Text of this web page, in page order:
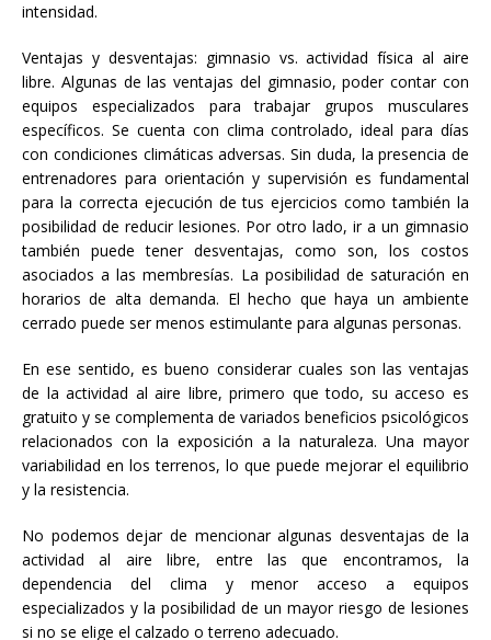
intensidad.
Ventajas y desventajas: gimnasio vs. actividad física al aire
libre. Algunas de las ventajas del gimnasio, poder contar con
equipos especializados para trabajar grupos musculares
específicos. Se cuenta con clima controlado, ideal para días
con condiciones climáticas adversas. Sin duda, la presencia de
entrenadores para orientación y supervisión es fundamental
para la correcta ejecución de tus ejercicios como también la
posibilidad de reducir lesiones. Por otro lado, ir a un gimnasio
también puede tener desventajas, como son, los costos
asociados a las membresías. La posibilidad de saturación en
horarios de alta demanda. El hecho que haya un ambiente
cerrado puede ser menos estimulante para algunas personas.
En ese sentido, es bueno considerar cuales son las ventajas
de la actividad al aire libre, primero que todo, su acceso es
gratuito y se complementa de variados beneficios psicológicos
relacionados con la exposición a la naturaleza. Una mayor
variabilidad en los terrenos, lo que puede mejorar el equilibrio
y la resistencia.
No podemos dejar de mencionar algunas desventajas de la
actividad al aire libre, entre las que encontramos, la
dependencia del clima y menor acceso a equipos
especializados y la posibilidad de un mayor riesgo de lesiones
si no se elige el calzado o terreno adecuado.